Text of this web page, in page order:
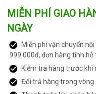
MIỄN PHÍ GIAO
NGÀY
Miễn phí vận chuyển
999.000đ, đơn hàng tỉnh hỗ
Kiểm tra hàng trước khi
Đổi trả hàng trong vòng